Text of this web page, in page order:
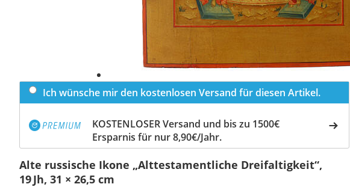
Ich wünsche mir den kostenlosen Versand für diesen Artikel.
KOSTENLOSER Versand und bis zu 1500€
Ersparnis für nur 8,90€/Jahr.
Alte russische Ikone „Alttestamentliche Dreifaltigkeit“,
19 Jh, 31 × 26,5 cm